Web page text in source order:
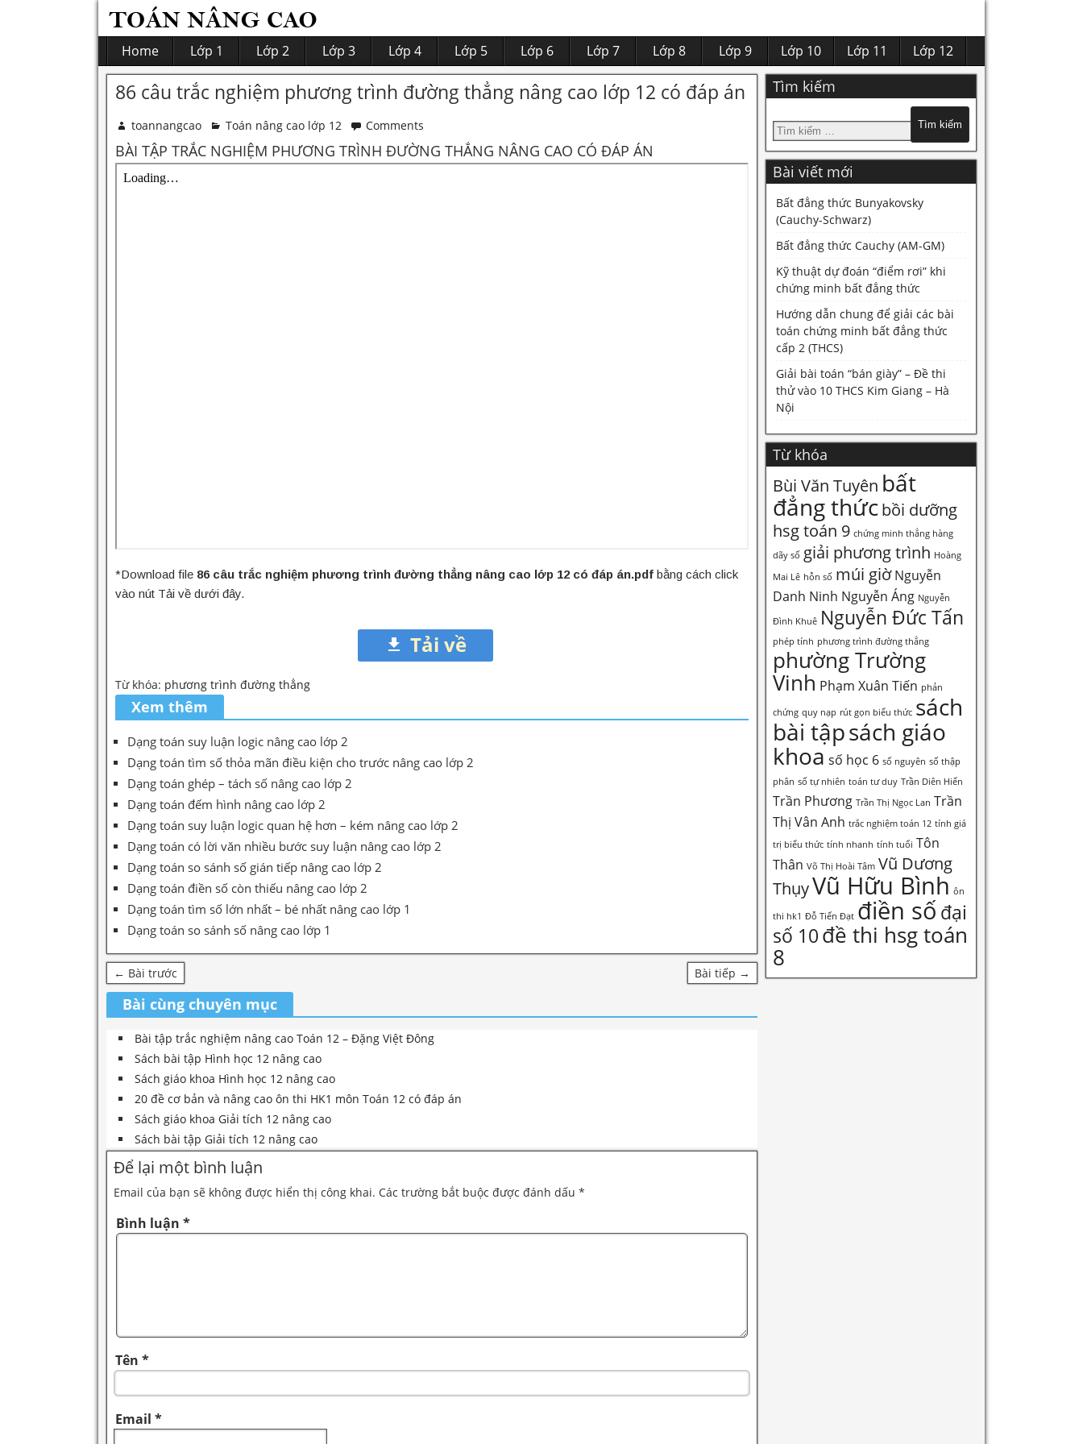
Home Lớp 1 Lớp 2 Lớp 3 Lớp 4 Lớp 5 Lớp 6 Lớp 7 Lớp 8 Lớp 9 Lớp 10 Lớp 11 Lớp 12
86 câu trắc nghiệm phương trình đường thẳng nâng cao lớp 12 có đáp án
toannangcao Toán nâng cao lớp 12 Comments
BÀI TẬP TRẮC NGHIỆM PHƯƠNG TRÌNH ĐƯỜNG THẲNG NÂNG CAO CÓ ĐÁP ÁN
*Download file 86 câu trắc nghiệm phương trình đường thẳng nâng cao lớp 12 có đáp án.pdf bằng cách click
vào nút Tải về dưới đây.
Tải về
Từ khóa: phương trình đường thẳng
Xem thêm
Dạng toán suy luận logic nâng cao lớp 2
Dạng toán tìm số thỏa mãn điều kiện cho trước nâng cao lớp 2
Dạng toán ghép – tách số nâng cao lớp 2
Dạng toán đếm hình nâng cao lớp 2
Dạng toán suy luận logic quan hệ hơn – kém nâng cao lớp 2
Dạng toán có lời văn nhiều bước suy luận nâng cao lớp 2
Dạng toán so sánh số gián tiếp nâng cao lớp 2
Dạng toán điền số còn thiếu nâng cao lớp 2
Dạng toán tìm số lớn nhất – bé nhất nâng cao lớp 1
Dạng toán so sánh số nâng cao lớp 1
← Bài trước Bài tiếp →
Bài cùng chuyên mục
Bài tập trắc nghiệm nâng cao Toán 12 – Đặng Việt Đông
Sách bài tập Hình học 12 nâng cao
Sách giáo khoa Hình học 12 nâng cao
20 đề cơ bản và nâng cao ôn thi HK1 môn Toán 12 có đáp án
Sách giáo khoa Giải tích 12 nâng cao
Sách bài tập Giải tích 12 nâng cao
Để lại một bình luận
Email của bạn sẽ không được hiển thị công khai. Các trường bắt buộc được đánh dấu *
Bình luận *
Tên *
Email *
Tìm kiếm
Bài viết mới
Bất đẳng thức Bunyakovsky
(Cauchy-Schwarz)
Bất đẳng thức Cauchy (AM-GM)
Kỹ thuật dự đoán “điểm rơi” khi
chứng minh bất đẳng thức
Hướng dẫn chung để giải các bài
toán chứng minh bất đẳng thức
cấp 2 (THCS)
Giải bài toán “bán giày” – Đề thi
thử vào 10 THCS Kim Giang – Hà
Nội
Từ khóa
Bùi Văn Tuyên bất
đẳng thức bồi dưỡng
hsg toán 9 chứng minh thẳng hàng
dãy số giải phương trình Hoàng
Mai Lê hỗn số múi giờ Nguyễn
Danh Ninh Nguyễn Áng Nguyễn
Đình Khuê Nguyễn Đức Tấn
phép tính phương trình đường thẳng
phường Trường
Vinh Phạm Xuân Tiến phản
chứng quy nạp rút gọn biểu thức sách
bài tậpsách giáo
khoa số học 6 số nguyên số thập
phân số tự nhiên toán tư duy Trần Diên Hiển
Trần Phương Trần Thị Ngọc Lan Trần
Thị Vân Anh trắc nghiệm toán 12 tính giá
trị biểu thức tính nhanh tính tuổi Tôn
Thân Võ Thị Hoài Tâm Vũ Dương
ThụyVũ Hữu Bình ôn
thi hk1 Đỗ Tiến Đạt điền số đại
số 10đề thi hsg toán
8